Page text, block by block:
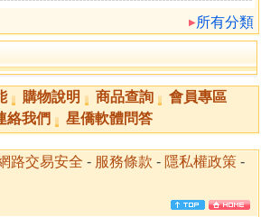
所有分類
購物說明 商品查詢
會員專區
絡我們 星僑軟體問答
路交易安全 - 服務條款 - 隱私權政策 -